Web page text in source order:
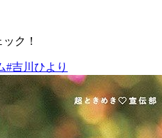
ク！
#吉川ひより